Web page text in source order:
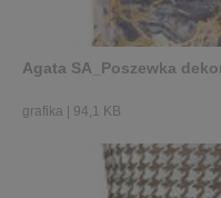
Agata SA_Poszewka
grafika | 94,1 KB